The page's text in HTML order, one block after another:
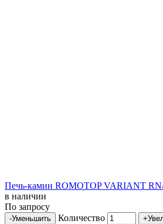
Печь-камин ROMOTOP VARIANT
в наличии
По запросу
-Уменьшить Количество +